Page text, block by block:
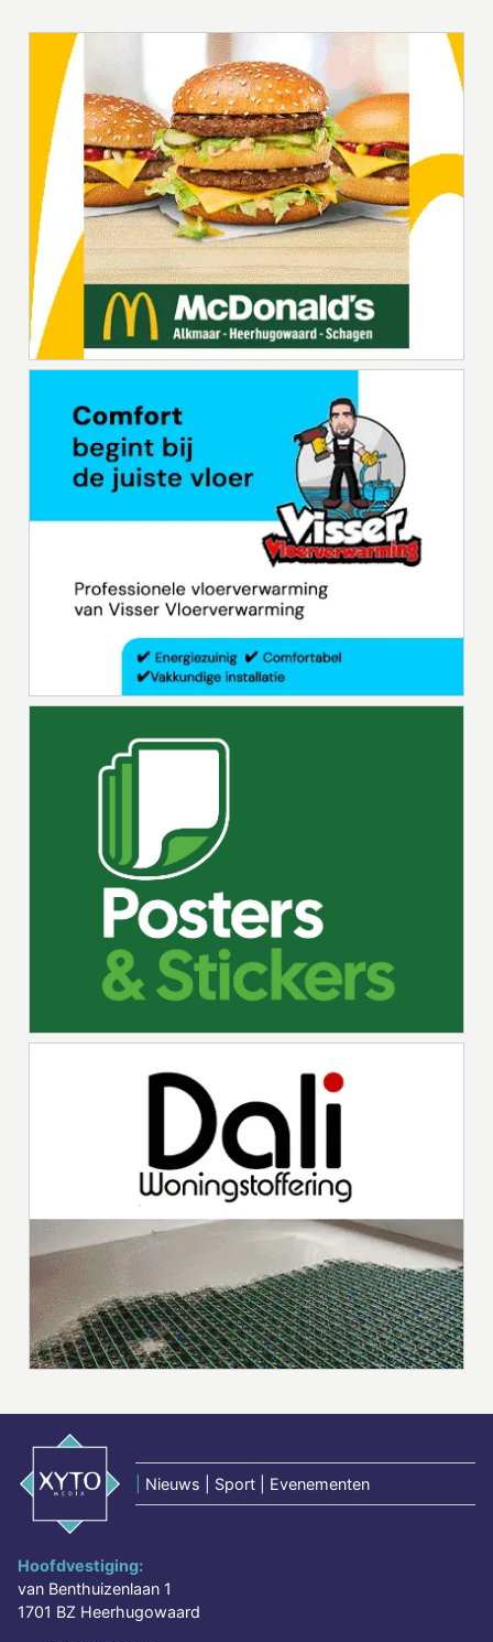
Nieuws | Sport | Evenementen
Hoofdvestiging:
van Benthuizenlaan 1
1701 BZ Heerhugowaard